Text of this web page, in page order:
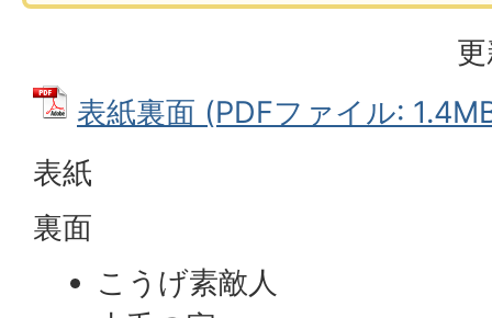
表紙裏面 (PDFファイル:
表紙
裏面
こうげ素敵人